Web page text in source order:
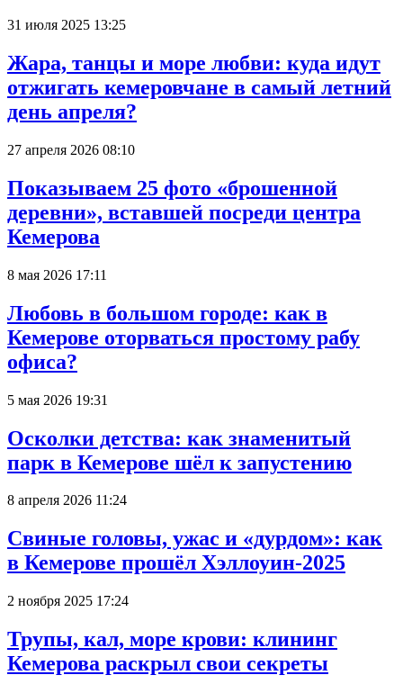
31 июля 2025 13:25
Жара, танцы и море любви: куда идут
отжигать кемеровчане в самый летний
день апреля?
27 апреля 2026 08:10
Показываем 25 фото «брошенной
деревни», вставшей посреди центра
Кемерова
8 мая 2026 17:11
Любовь в большом городе: как в
Кемерове оторваться простому рабу
офиса?
5 мая 2026 19:31
Осколки детства: как знаменитый
парк в Кемерове шёл к запустению
8 апреля 2026 11:24
Свиные головы, ужас и «дурдом»: как
в Кемерове прошёл Хэллоуин-2025
2 ноября 2025 17:24
Трупы, кал, море крови: клининг
Кемерова раскрыл свои секреты